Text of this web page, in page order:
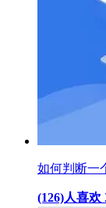
如何判断一
(126)人喜欢